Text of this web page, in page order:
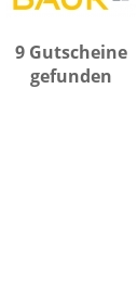
9 Gutscheine
gefunden